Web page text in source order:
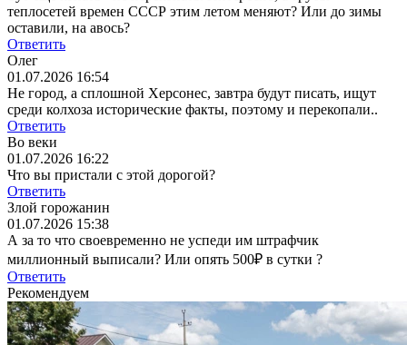
теплосетей времен СССР этим летом меняют? Или до зимы
оставили, на авось?
Ответить
Олег
01.07.2026 16:54
Не город, а сплошной Херсонес, завтра будут писать, ищут
среди колхоза исторические факты, поэтому и перекопали..
Ответить
Во веки
01.07.2026 16:22
Что вы пристали с этой дорогой?
Ответить
Злой горожанин
01.07.2026 15:38
А за то что своевременно не успеди им штрафчик
миллионный выписали? Или опять 500₽ в сутки ?
Ответить
Рекомендуем